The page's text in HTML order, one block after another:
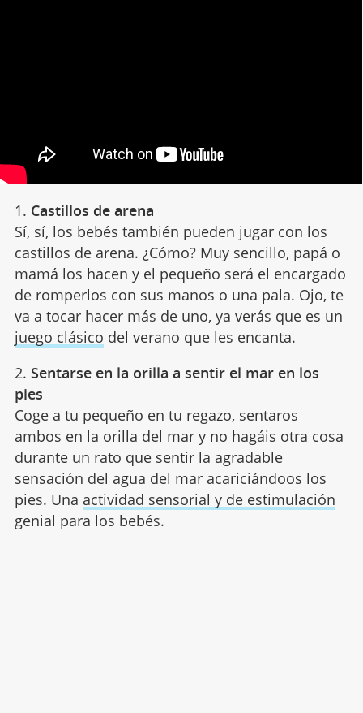
1. Castillos de arena
Sí, sí, los bebés también pueden jugar con los
castillos de arena. ¿Cómo? Muy sencillo, papá o
mamá los hacen y el pequeño será el encargado
de romperlos con sus manos o una pala. Ojo, te
va a tocar hacer más de uno, ya verás que es un
juego clásico del verano que les encanta.
2. Sentarse en la orilla a sentir el mar en los
pies
Coge a tu pequeño en tu regazo, sentaros
ambos en la orilla del mar y no hagáis otra cosa
durante un rato que sentir la agradable
sensación del agua del mar acariciándoos los
pies. Una actividad sensorial y de estimulación
genial para los bebés.